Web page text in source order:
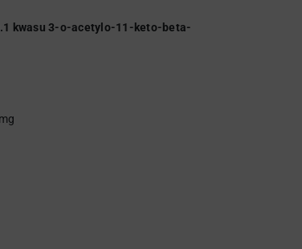
kwasu 3-o-acetylo-11-keto-beta-